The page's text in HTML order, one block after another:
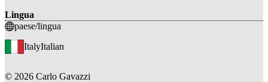
Lingua
paese/lingua
ItalyItalian
© 2026 Carlo Gavazzi